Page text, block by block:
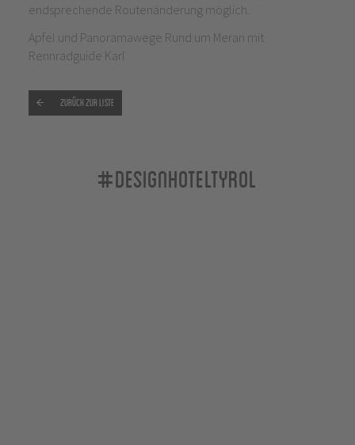
endsprechende Routenänderung möglich.
Apfel und Panoramawege Rund um Meran mit
Rennradguide Karl
Zurück zur Liste
#designhoteltyrol